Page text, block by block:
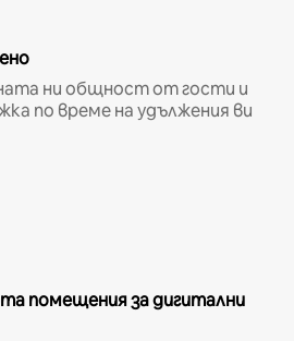
ни общност от гости и
по време на удължения ви
помещения за дигитални